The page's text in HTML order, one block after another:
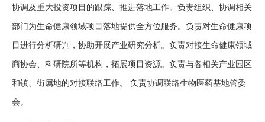
协调及重大投资项目的跟踪、推进落地工作。负责组织、协调相关
部门为生命健康领域项目落地提供全方位服务。负责对生命健康项
目进行分析研判，协助开展产业研究分析。负责对接生命健康领域
商协会、科研院所等机构，拓展项目资源。负责与各相关产业园区
和镇、街属地的对接联络工作。 负责协调联络生物医药基地管委
会。